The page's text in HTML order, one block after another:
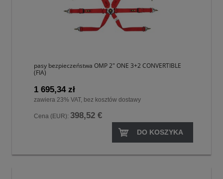
pasy bezpieczeństwa OMP 2" ONE 3+2 CONVERTIBLE
(FIA)
1 695,34 zł
zawiera 23% VAT, bez kosztów dostawy
Cena (EUR): 398,52 €
DO KOSZYKA